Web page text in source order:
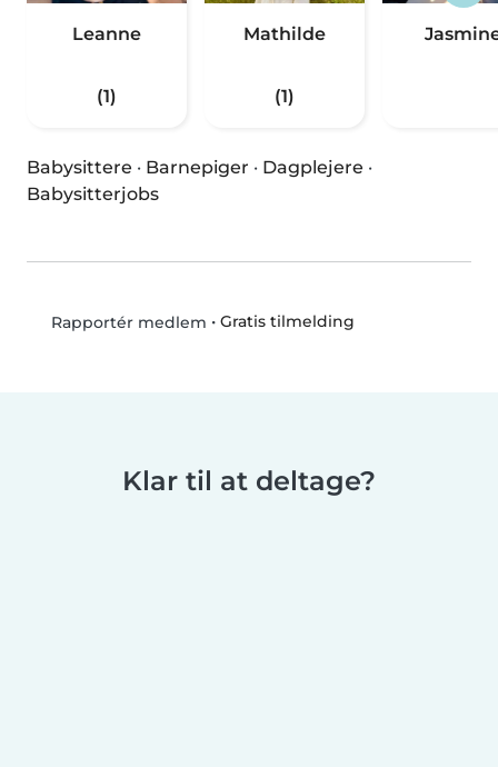
Leanne
(1)
Mathilde
(1)
Babysittere · Barnepiger · Dagplejere ·
Babysitterjobs
Rapportér medlem • Gratis tilmelding
Klar til at deltage?